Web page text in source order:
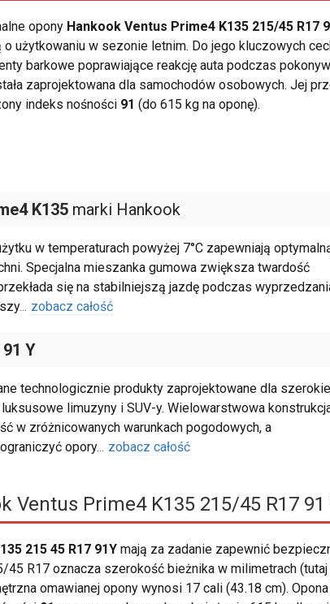
opony Hankook Ventus Prime4 K135 215/45 R17
użytkowaniu w sezonie letnim. Do jego kluczowych
barkowe poprawiające reakcję auta podczas
zaprojektowana dla samochodów osobowych. Jej
indeks nośności 91 (do 615 kg na oponę).
K135 marki Hankook
w temperaturach powyżej 7°C zapewniają
Specjalna mieszanka gumowa zwiększa twardość
się na stabilniejszą jazdę podczas
... zobacz całość
Y
technologicznie produkty zaprojektowane dla
limuzyny i SUV-y. Wielowarstwowa
w zróżnicowanych warunkach pogodowych, a
opory... zobacz całość
Ventus Prime4 K135 215/45 R17 91
215 45 R17 91Y mają za zadanie zapewnić
R17 oznacza szerokość bieżnika w milimetrach
omawianej opony wynosi 17 cali (43.18 cm). Opona